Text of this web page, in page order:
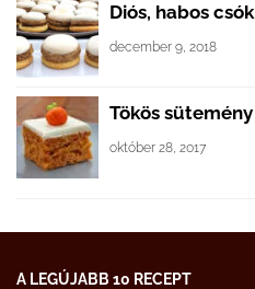
Diós, habos csók
december 9, 2018
Tökös sütemény
október 28, 2017
A LEGÚJABB 10 RECEPT